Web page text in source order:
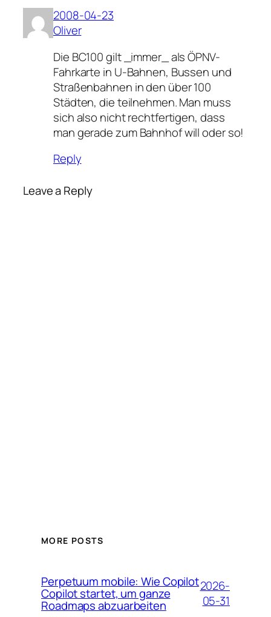
2008-04-23
Oliver
Die BC100 gilt _immer_ als ÖPNV-
Fahrkarte in U-Bahnen, Bussen und
Straßenbahnen in den über 100
Städten, die teilnehmen. Man muss
sich also nicht rechtfertigen, dass
man gerade zum Bahnhof will oder so!
Reply
Leave a Reply
MORE POSTS
Perpetuum mobile: Wie Copilot
Copilot startet, um ganze
Roadmaps abzuarbeiten
2026-
05-31